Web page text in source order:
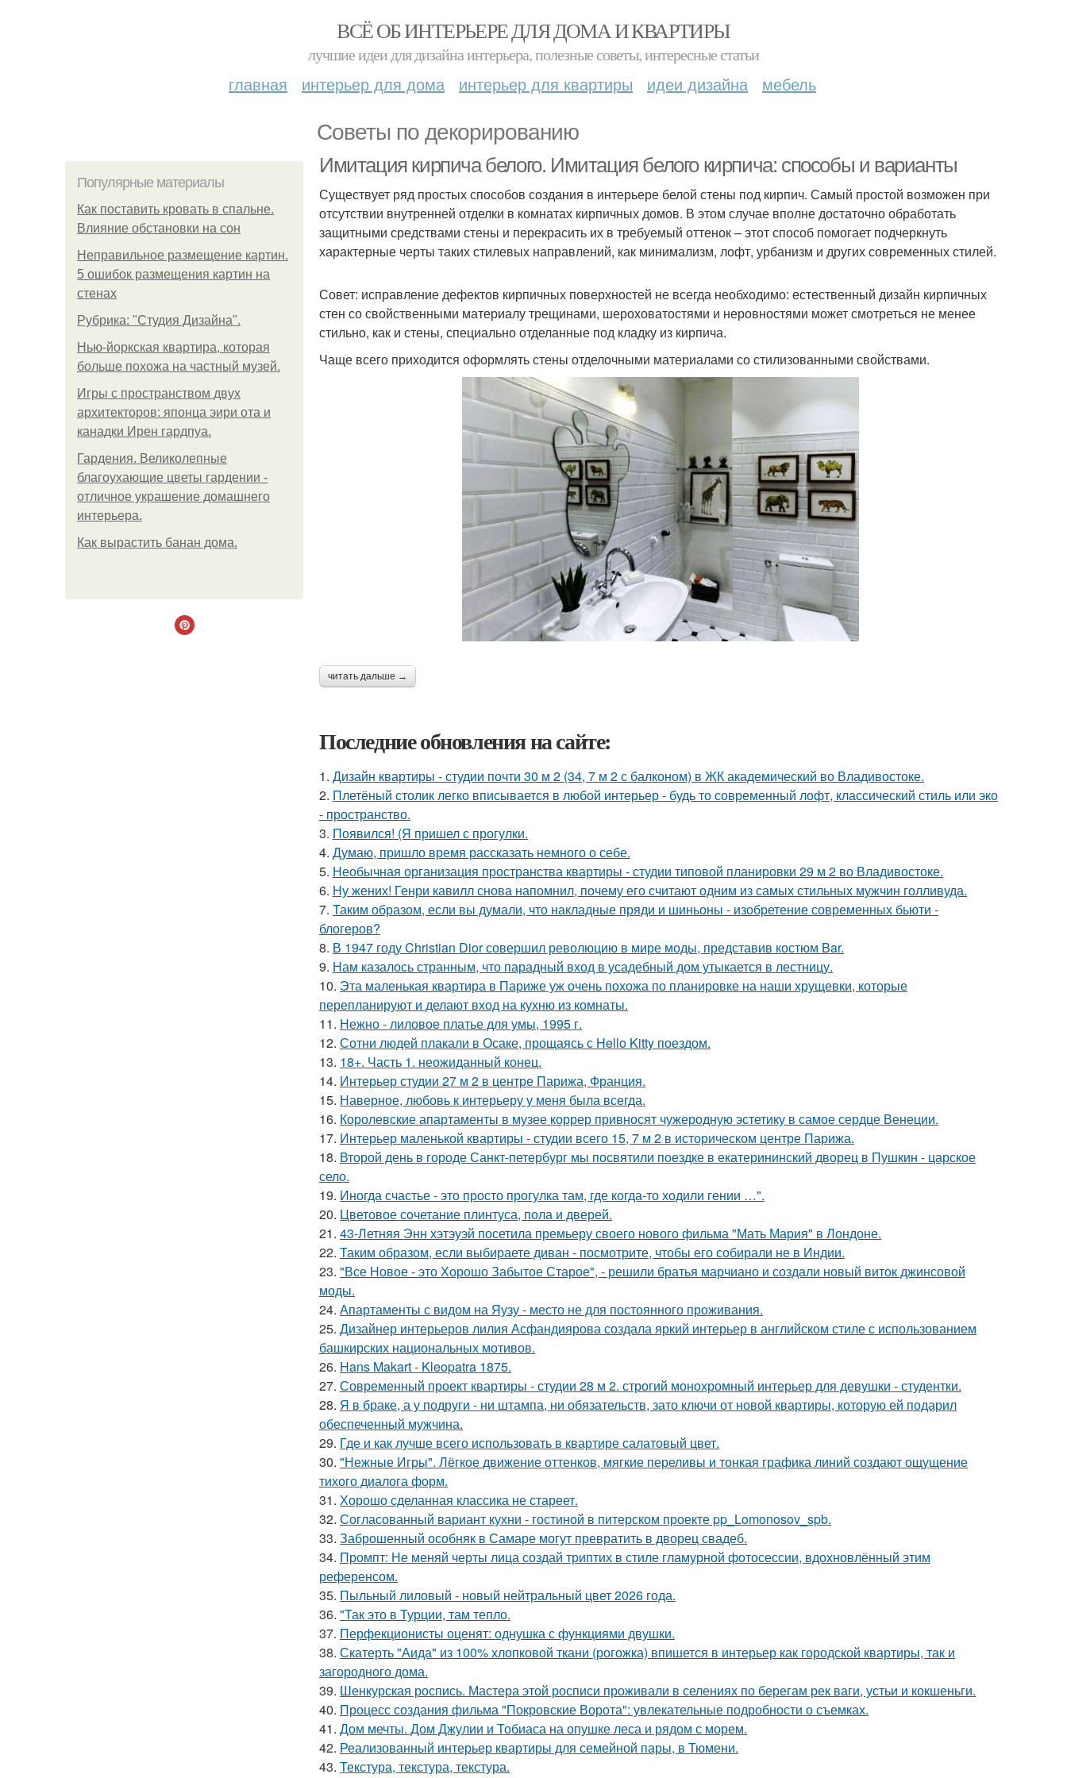
ВСЁ ОБ ИНТЕРЬЕРЕ ДЛЯ ДОМА И КВАРТИРЫ
лучшие идеи для дизайна интерьера, полезные советы, интересные статьи
главная интерьер для дома интерьер для квартиры идеи дизайна мебель
Советы по декорированию
Популярные материалы
Как поставить кровать в спальне.
Влияние обстановки на сон
Неправильное размещение картин.
5 ошибок размещения картин на
стенах
Рубрика: "Студия Дизайна".
Нью-йоркская квартира, которая
больше похожа на частный музей.
Игры с пространством двух
архитекторов: японца эири ота и
канадки Ирен гардпуа.
Гардения. Великолепные
благоухающие цветы гардении -
отличное украшение домашнего
интерьера.
Как вырастить банан дома.
Имитация кирпича белого. Имитация белого кирпича: способы и варианты
Существует ряд простых способов создания в интерьере белой стены под кирпич. Самый простой возможен при
отсутствии внутренней отделки в комнатах кирпичных домов. В этом случае вполне достаточно обработать
защитными средствами стены и перекрасить их в требуемый оттенок – этот способ помогает подчеркнуть
характерные черты таких стилевых направлений, как минимализм, лофт, урбанизм и других современных стилей.
Совет: исправление дефектов кирпичных поверхностей не всегда необходимо: естественный дизайн кирпичных
стен со свойственными материалу трещинами, шероховатостями и неровностями может смотреться не менее
стильно, как и стены, специально отделанные под кладку из кирпича.
Чаще всего приходится оформлять стены отделочными материалами со стилизованными свойствами.
читать дальше →
Последние обновления на сайте:
1. Дизайн квартиры - студии почти 30 м 2 (34, 7 м 2 с балконом) в ЖК академический во Владивостоке.
2. Плетёный столик легко вписывается в любой интерьер - будь то современный лофт, классический стиль или эко
- пространство.
3. Появился! (Я пришел с прогулки.
4. Думаю, пришло время рассказать немного о себе.
5. Необычная организация пространства квартиры - студии типовой планировки 29 м 2 во Владивостоке.
6. Ну жених! Генри кавилл снова напомнил, почему его считают одним из самых стильных мужчин голливуда.
7. Таким образом, если вы думали, что накладные пряди и шиньоны - изобретение современных бьюти -
блогеров?
8. В 1947 году Christian Dior совершил революцию в мире моды, представив костюм Bar.
9. Нам казалось странным, что парадный вход в усадебный дом утыкается в лестницу.
10. Эта маленькая квартира в Париже уж очень похожа по планировке на наши хрущевки, которые
перепланируют и делают вход на кухню из комнаты.
11. Нежно - лиловое платье для умы, 1995 г.
12. Сотни людей плакали в Осаке, прощаясь с Hello Kitty поездом.
13. 18+. Часть 1. неожиданный конец.
14. Интерьер студии 27 м 2 в центре Парижа, Франция.
15. Наверное, любовь к интерьеру у меня была всегда.
16. Королевские апартаменты в музее коррер привносят чужеродную эстетику в самое сердце Венеции.
17. Интерьер маленькой квартиры - студии всего 15, 7 м 2 в историческом центре Парижа.
18. Второй день в городе Санкт-петербург мы посвятили поездке в екатерининский дворец в Пушкин - царское
село.
19. Иногда счастье - это просто прогулка там, где когда-то ходили гении …".
20. Цветовое сoчетание плинтуса, пола и дверей.
21. 43-Летняя Энн хэтэуэй посетила премьеру своего нового фильма "Мать Мария" в Лондоне.
22. Таким образом, если выбираете диван - посмотрите, чтобы его собирали не в Индии.
23. "Все Новое - это Хорошо Забытое Старое", - решили братья марчиано и создали новый виток джинсовой
моды.
24. Апартаменты с видом на Яузу - место не для постоянного проживания.
25. Дизайнер интерьеров лилия Асфандиярова создала яркий интерьер в английском стиле с использованием
башкирских национальных мотивов.
26. Hans Makart - Kleopatra 1875.
27. Современный проект квартиры - студии 28 м 2. строгий монохромный интерьер для девушки - студентки.
28. Я в браке, а у подруги - ни штампа, ни обязательств, зато ключи от новой квартиры, которую ей подарил
обеспеченный мужчина.
29. Где и как лучше всего использовать в квартире салатовый цвет.
30. "Нежные Игры". Лёгкое движение оттенков, мягкие переливы и тонкая графика линий создают ощущение
тихого диалога форм.
31. Хорошо сделанная классика не стареет.
32. Согласованный вариант кухни - гостиной в питерском проекте pp_Lomonosov_spb.
33. Заброшенный особняк в Самаре могут превратить в дворец свадеб.
34. Промпт: Не меняй черты лица создай триптих в стиле гламурной фотосессии, вдохновлённый этим
референсом.
35. Пыльный лиловый - новый нейтральный цвет 2026 года.
36. "Так это в Турции, там тепло.
37. Перфекционисты оценят: однушка с функциями двушки.
38. Скатерть "Аида" из 100% хлопковой ткани (рогожка) впишется в интерьер как городской квартиры, так и
загородного дома.
39. Шенкурская роспись. Мастера этой росписи проживали в селениях по берегам рек ваги, устьи и кокшеньги.
40. Процесс создания фильма "Покровские Ворота": увлекательные подробности о съемках.
41. Дом мечты. Дом Джулии и Тобиаса на опушке леса и рядом с морем.
42. Реализованный интерьер квартиры для семейной пары, в Тюмени.
43. Текстура, текстура, текстура.